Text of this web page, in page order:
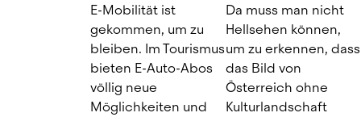
E-Mobilität ist
gekommen, um zu
bleiben. Im Tourismus
bieten E-Auto-Abos
völlig neue
Möglichkeiten und
Da muss man nicht
Hellsehen können,
um zu erkennen, dass
das Bild von
Österreich ohne
Kulturlandschaft